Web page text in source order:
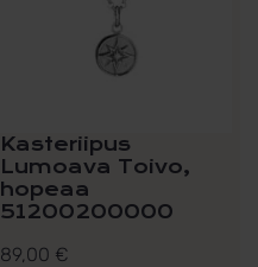
Kasteriipus
Lumoava Toivo,
hopeaa
51200200000
89,00 €